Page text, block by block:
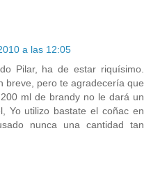
a las 12:05
Pilar, ha de estar riquísimo.
breve, pero te agradecería que
ml de brandy no le dará un
Yo utilizo bastate el coñac en
nunca una cantidad tan